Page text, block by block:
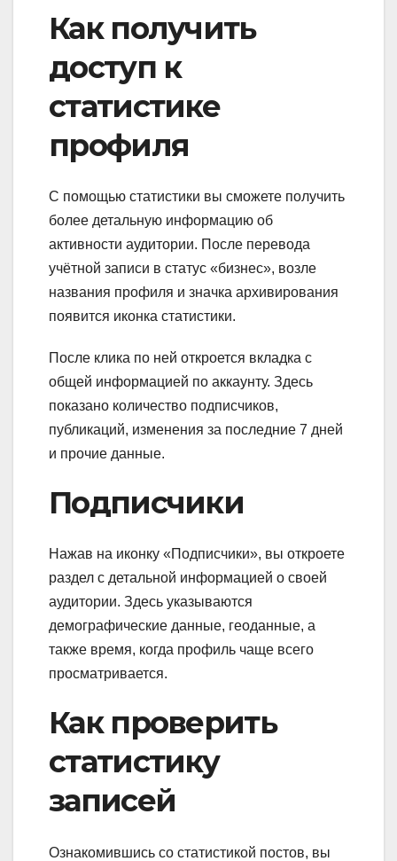
Как получить
доступ к
статистике
профиля
С помощью статистики вы сможете получить
более детальную информацию об
активности аудитории. После перевода
учётной записи в статус «бизнес», возле
названия профиля и значка архивирования
появится иконка статистики.
После клика по ней откроется вкладка с
общей информацией по аккаунту. Здесь
показано количество подписчиков,
публикаций, изменения за последние 7 дней
и прочие данные.
Подписчики
Нажав на иконку «Подписчики», вы откроете
раздел с детальной информацией о своей
аудитории. Здесь указываются
демографические данные, геоданные, а
также время, когда профиль чаще всего
просматривается.
Как проверить
статистику
записей
Ознакомившись со статистикой постов, вы